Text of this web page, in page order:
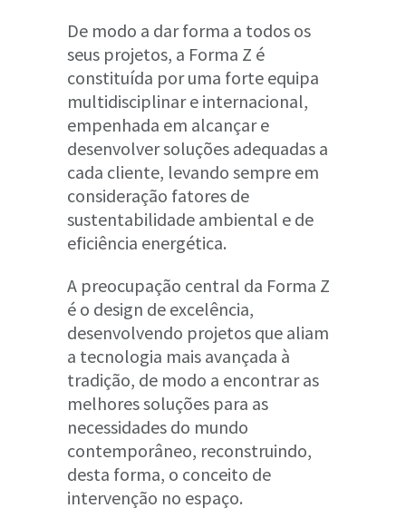
De modo a dar forma a todos os
seus projetos, a Forma Z é
constituída por uma forte equipa
multidisciplinar e internacional,
empenhada em alcançar e
desenvolver soluções adequadas a
cada cliente, levando sempre em
consideração fatores de
sustentabilidade ambiental e de
eficiência energética.
A preocupação central da Forma Z
é o design de excelência,
desenvolvendo projetos que aliam
a tecnologia mais avançada à
tradição, de modo a encontrar as
melhores soluções para as
necessidades do mundo
contemporâneo, reconstruindo,
desta forma, o conceito de
intervenção no espaço.